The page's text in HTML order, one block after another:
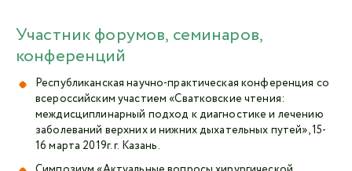
Участник форумов, семинаров,
конференций
Республиканская научно-практическая конференция со
всероссийским участием «Сватковские чтения:
междисциплинарный подход к диагностике и лечению
заболеваний верхних и нижних дыхательных путей», 15-
16 марта 2019г. г. Казань.